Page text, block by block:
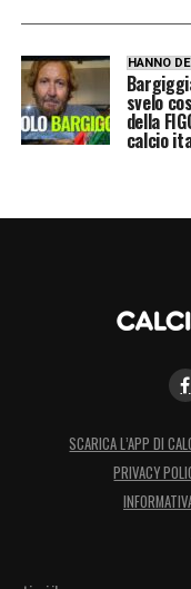
HANNO
svelo
della
calcio
SCARICA L’APP DI
PRIVACY